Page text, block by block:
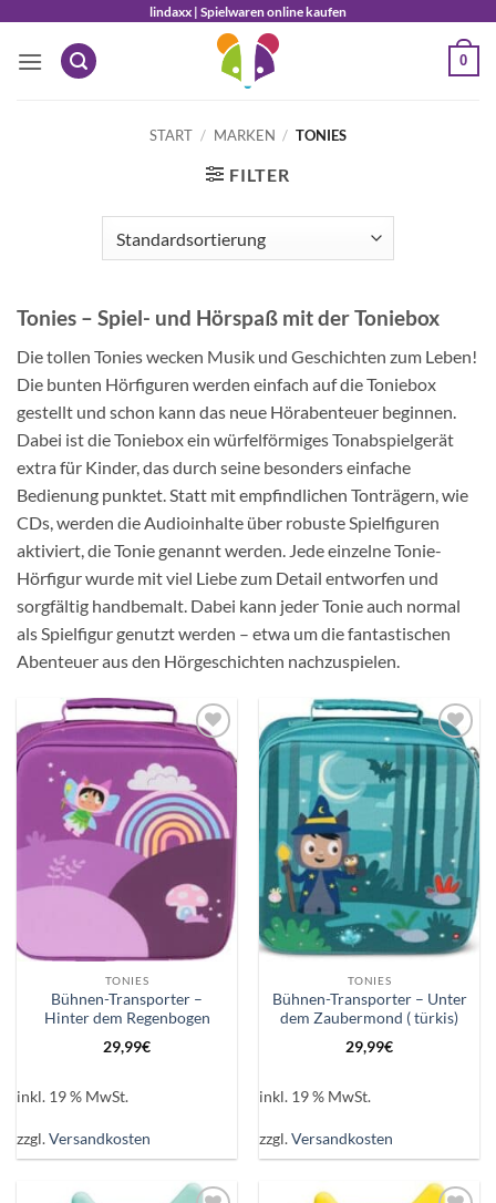
springen
lindaxx | Spielwaren online kaufen
0
START / MARKEN / TONIES
FILTER
Tonies – Spiel- und Hörspaß mit der Toniebox
Die tollen Tonies wecken Musik und Geschichten zum Leben!
Die bunten Hörfiguren werden einfach auf die Toniebox
gestellt und schon kann das neue Hörabenteuer beginnen.
Dabei ist die Toniebox ein würfelförmiges Tonabspielgerät
extra für Kinder, das durch seine besonders einfache
Bedienung punktet. Statt mit empfindlichen Tonträgern, wie
CDs, werden die Audioinhalte über robuste Spielfiguren
aktiviert, die Tonie genannt werden. Jede einzelne Tonie-
Hörfigur wurde mit viel Liebe zum Detail entworfen und
sorgfältig handbemalt. Dabei kann jeder Tonie auch normal
als Spielfigur genutzt werden – etwa um die fantastischen
Abenteuer aus den Hörgeschichten nachzuspielen.
Auf die
Wunschliste
TONIES
Bühnen-Transporter –
Hinter dem Regenbogen
29,99€
inkl. 19 % MwSt.
zzgl.Versandkosten
Auf die
Wunschliste
TONIES
Bühnen-Transporter – Unter
dem Zaubermond ( türkis)
29,99€
inkl. 19 % MwSt.
zzgl.Versandkosten